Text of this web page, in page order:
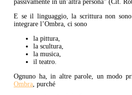
passivamente in un’altra persona” (Cit.
E se il linguaggio, la scrittura non
integrare l’Ombra, ci sono
la pittura,
la scultura,
la musica,
il teatro.
Ognuno ha, in altre parole, un modo
Ombra, purché